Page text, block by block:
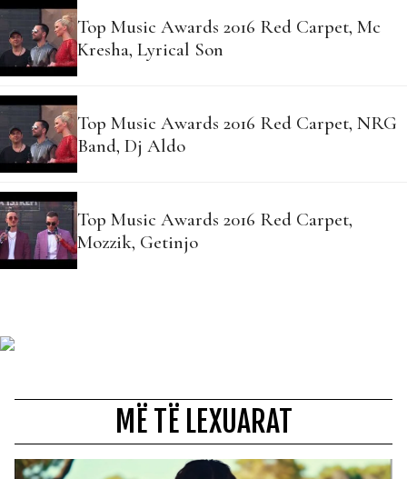
Top Music Awards 2016 Red Carpet, Mc
Kresha, Lyrical Son
Top Music Awards 2016 Red Carpet, NRG
Band, Dj Aldo
Top Music Awards 2016 Red Carpet,
Mozzik, Getinjo
MË TË LEXUARAT